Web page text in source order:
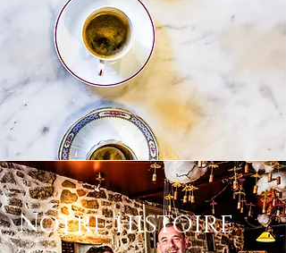
Notre histoire